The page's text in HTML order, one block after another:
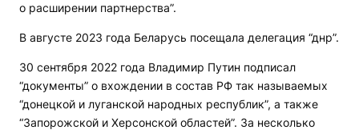
о расширении партнерства”.
В августе 2023 года Беларусь посещала делегация “днр”.
30 сентября 2022 года Владимир Путин подписал
“документы” о вхождении в состав РФ так называемых
“донецкой и луганской народных республик”, а также
“Запорожской и Херсонской областей”. За несколько